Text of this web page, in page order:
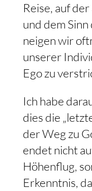
Reise, auf
und dem
neigen wir
unserer
Ego zu
Ich habe
dies die
der Weg zu
endet nicht
Höhenflug,
Erkenntnis,